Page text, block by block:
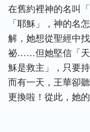
在舊約裡神的名叫
「耶穌」，神的名
解，她想從聖經中
祕……但她堅信「天
穌是救主」，只要
而有一天，王華卻
更換啦！從此，她